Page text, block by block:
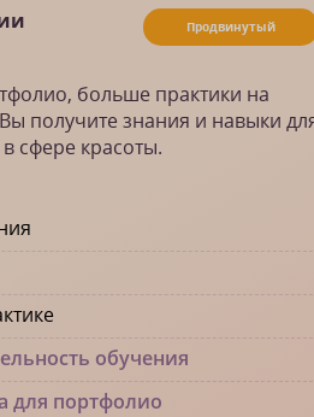
Продвинутый
больше практики на
получите знания и навыки
сфере красоты.
обучения
для портфолио